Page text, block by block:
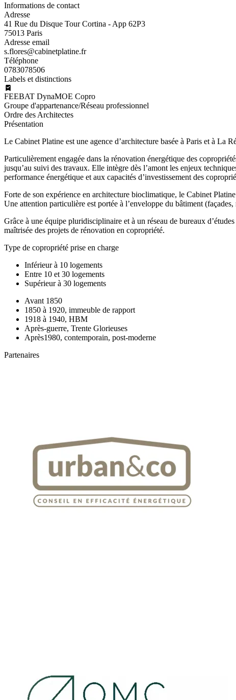
Informations de contact
Adresse
41 Rue du Disque Tour Cortina - App 62P3
75013 Paris
Adresse email
s.flores@cabinetplatine.fr
Téléphone
0783078506
Labels et distinctions
FEEBAT DynaMOE Copro
Groupe d'appartenance/Réseau professionnel
Ordre des Architectes
Présentation
Le Cabinet Platine est une agence d’architecture basée à Paris et à La
Particulièrement engagée dans la rénovation énergétique des
jusqu’au suivi des travaux. Elle intègre dès l’amont les enjeux
performance énergétique et aux capacités d’investissement des
Forte de son expérience en architecture bioclimatique, le Cabinet
Une attention particulière est portée à l’enveloppe du bâtiment
Grâce à une équipe pluridisciplinaire et à un réseau de bureaux
maîtrisée des projets de rénovation en copropriété.
Type de copropriété prise en charge
Inférieur à 10 logements
Entre 10 et 30 logements
Supérieur à 30 logements
Avant 1850
1850 à 1920, immeuble de rapport
1918 à 1940, HBM
Après-guerre, Trente Glorieuses
Après1980, contemporain, post-moderne
Partenaires